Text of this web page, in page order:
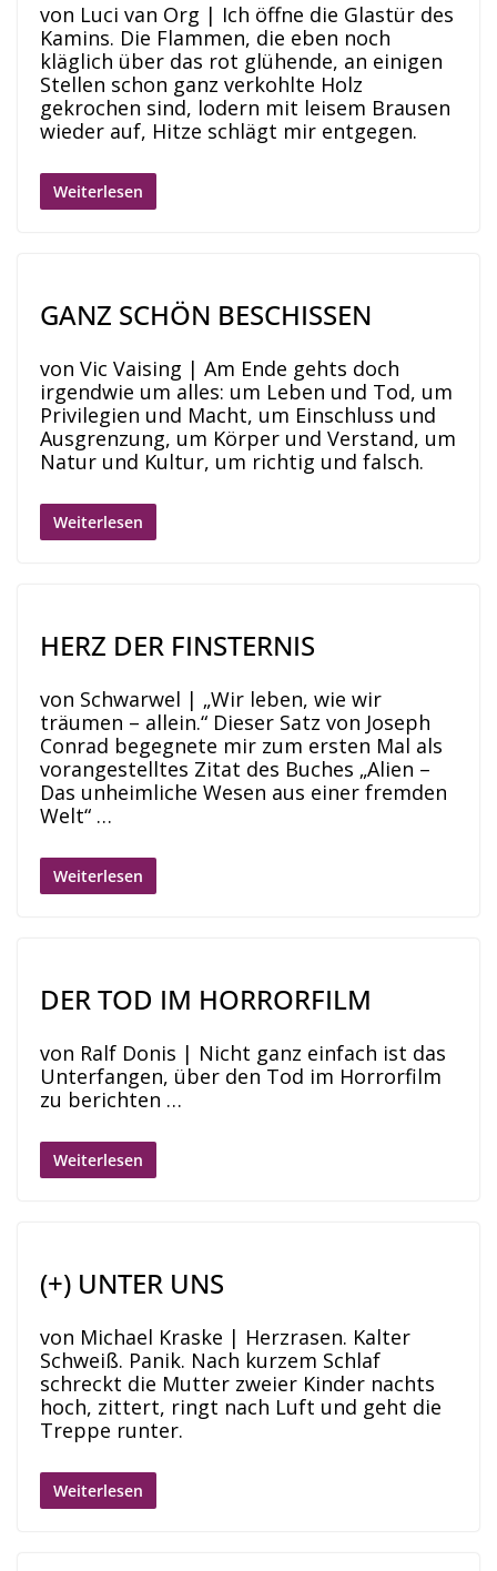
von Luci van Org | Ich öffne die Glastür des
Kamins. Die Flammen, die eben noch
kläglich über das rot glühende, an einigen
Stellen schon ganz verkohlte Holz
gekrochen sind, lodern mit leisem Brausen
wieder auf, Hitze schlägt mir entgegen.
Weiterlesen
GANZ SCHÖN BESCHISSEN
von Vic Vaising | Am Ende gehts doch
irgendwie um alles: um Leben und Tod, um
Privilegien und Macht, um Einschluss und
Ausgrenzung, um Körper und Verstand, um
Natur und Kultur, um richtig und falsch.
Weiterlesen
HERZ DER FINSTERNIS
von Schwarwel | „Wir leben, wie wir
träumen – allein.“ Dieser Satz von Joseph
Conrad begegnete mir zum ersten Mal als
vorangestelltes Zitat des Buches „Alien –
Das unheimliche Wesen aus einer fremden
Welt“ …
Weiterlesen
DER TOD IM HORRORFILM
von Ralf Donis | Nicht ganz einfach ist das
Unterfangen, über den Tod im Horrorfilm
zu berichten …
Weiterlesen
(+) UNTER UNS
von Michael Kraske | Herzrasen. Kalter
Schweiß. Panik. Nach kurzem Schlaf
schreckt die Mutter zweier Kinder nachts
hoch, zittert, ringt nach Luft und geht die
Treppe runter.
Weiterlesen